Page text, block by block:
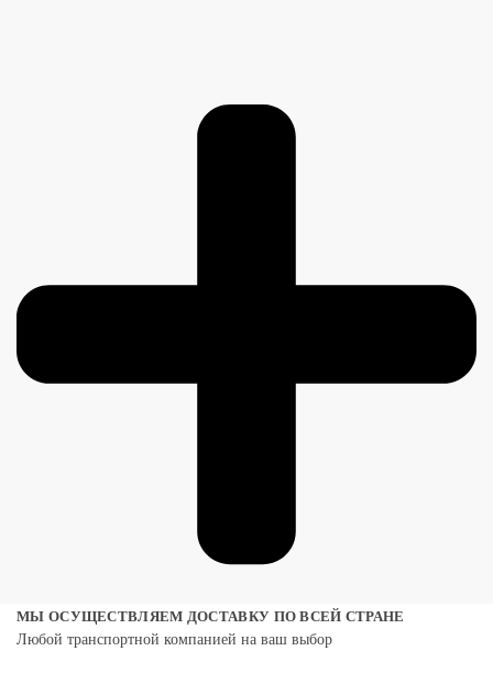
МЫ ОСУЩЕСТВЛЯЕМ ДОСТАВКУ ПО ВСЕЙ СТРАНЕ
Любой транспортной компанией на ваш выбор